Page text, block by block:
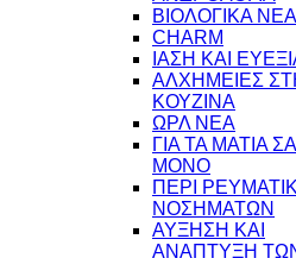
ΒΙΟΛΟΓΙΚΑ ΝΕΑ
CHARM
ΙΑΣΗ ΚΑΙ
ΑΛΧΗΜΕΙΕΣ
ΚΟΥΖΙΝΑ
ΩΡΛ ΝEA
ΓΙΑ ΤΑ ΜΑΤΙΑ
ΜΟΝΟ
ΠΕΡΙ
ΝΟΣΗΜΑΤΩΝ
ΑΥΞΗΣΗ ΚΑΙ
ΑΝΑΠΤΥΞΗ